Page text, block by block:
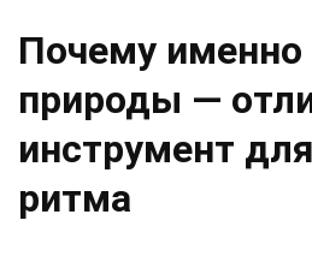
Почему именно
природы —
инструмент
ритма